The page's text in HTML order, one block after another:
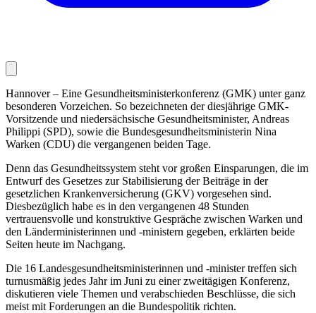
Hannover – Eine Gesundheitsministerkonferenz (GMK) unter ganz
besonderen Vorzeichen. So bezeichneten der diesjährige GMK-
Vorsitzende und niedersächsische Gesundheitsminister, Andreas
Philippi (SPD), sowie die Bundesgesundheitsministerin Nina
Warken (CDU) die vergangenen beiden Tage.
Denn das Gesundheitssystem steht vor großen Einsparungen, die im
Entwurf des Gesetzes zur Stabilisierung der Beiträge in der
gesetzlichen Krankenversicherung (GKV) vorgesehen sind.
Diesbezüglich habe es in den vergangenen 48 Stunden
vertrauensvolle und konstruktive Gespräche zwischen Warken und
den Länderministerinnen und -ministern gegeben, erklärten beide
Seiten heute im Nachgang.
Die 16 Landesgesundheitsministerinnen und -minister treffen sich
turnusmäßig jedes Jahr im Juni zu einer zweitägigen Konferenz,
diskutieren viele Themen und verabschieden Beschlüsse, die sich
meist mit Forderungen an die Bundespolitik richten.